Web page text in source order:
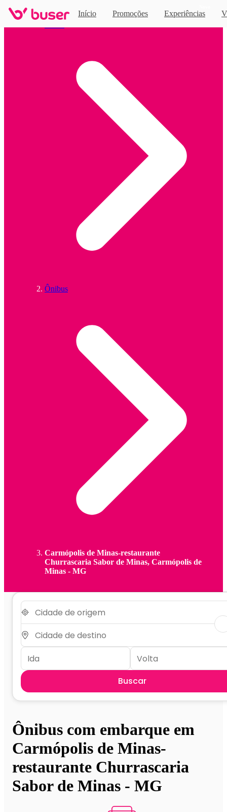
Início Promoções Experiências
Ônibus
Carmópolis de Minas-restaurante
Churrascaria Sabor de Minas, Carmópolis de
Minas - MG
Buscar
Ônibus com embarque em
Carmópolis de Minas-
restaurante Churrascaria
Sabor de Minas - MG